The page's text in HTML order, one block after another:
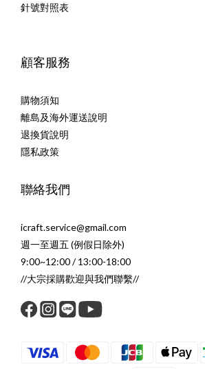
針號對照表
顧客服務
購物須知
離島及海外運送說明
退換貨說明
隱私政策
聯絡我們
icraft.service@gmail.com
週一至週五 (例假日除外)
9:00~12:00 / 13:00-18:00
//大宗採購歡迎與我們聯繫//